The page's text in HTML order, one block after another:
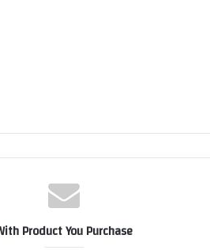
Product You Purchase